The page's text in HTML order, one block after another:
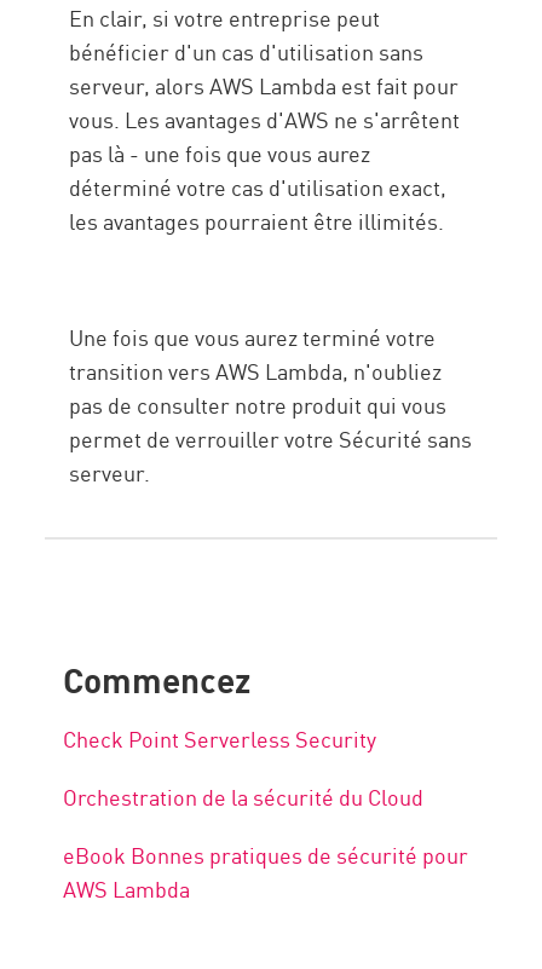
En clair, si votre entreprise peut
bénéficier d'un cas d'utilisation sans
serveur, alors AWS Lambda est fait pour
vous. Les avantages d'AWS ne s'arrêtent
pas là - une fois que vous aurez
déterminé votre cas d'utilisation exact,
les avantages pourraient être illimités.
Une fois que vous aurez terminé votre
transition vers AWS Lambda, n'oubliez
pas de consulter notre produit qui vous
permet de verrouiller votre Sécurité sans
serveur.
Commencez
Check Point Serverless Security
Orchestration de la sécurité du Cloud
eBook Bonnes pratiques de sécurité pour
AWS Lambda